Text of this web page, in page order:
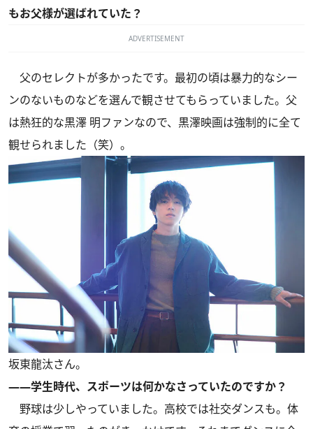
もお父様が選ばれていた？
ADVERTISEMENT
父のセレクトが多かったです。最初の頃は暴力的なシー
ンのないものなどを選んで観させてもらっていました。父
は熱狂的な黒澤 明ファンなので、黒澤映画は強制的に全て
観せられました（笑）。
坂東龍汰さん。
――学生時代、スポーツは何かなさっていたのですか？
野球は少しやっていました。高校では社交ダンスも。体